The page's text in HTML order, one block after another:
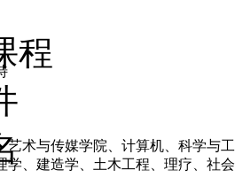
艺术与传媒学院、计算机、科学与
学、建造学、土木工程、理疗、社
程